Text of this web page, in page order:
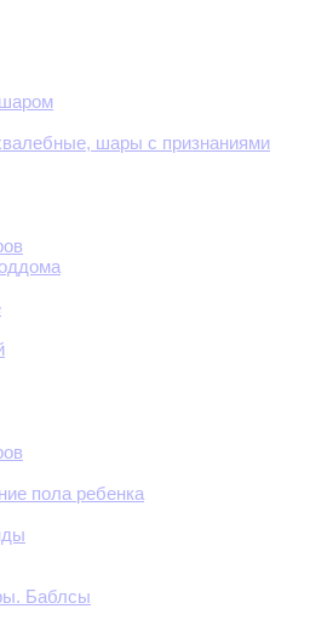
шары с признаниями
пола ребенка
Баблсы